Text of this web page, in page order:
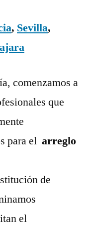
, Sevilla,
comenzamos a
que
para el arreglo
de
el